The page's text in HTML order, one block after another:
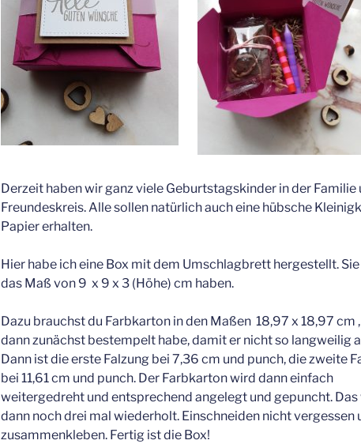
Derzeit haben wir ganz viele Geburtstagskinder in der Familie
Freundeskreis. Alle sollen natürlich auch eine hübsche
Papier erhalten.
Hier habe ich eine Box mit dem Umschlagbrett hergestellt.
das Maß von 9 x 9 x 3 (Höhe) cm haben.
Dazu brauchst du Farbkarton in den Maßen 18,97 x 18,97 cm
dann zunächst bestempelt habe, damit er nicht so langweilig
Dann ist die erste Falzung bei 7,36 cm und punch, die zweite
bei 11,61 cm und punch. Der Farbkarton wird dann einfach
weitergedreht und entsprechend angelegt und gepuncht. Das
dann noch drei mal wiederholt. Einschneiden nicht vergessen
zusammenkleben. Fertig ist die Box!